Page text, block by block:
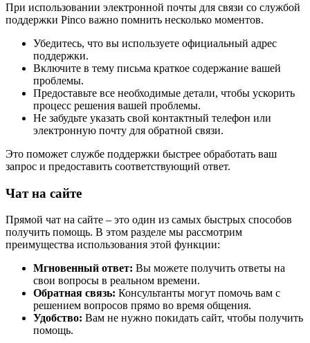
При использовании электронной почты для связи со службой
поддержки Pinco важно помнить несколько моментов.
Убедитесь, что вы используете официальный адрес
поддержки.
Включите в тему письма краткое содержание вашей
проблемы.
Предоставьте все необходимые детали, чтобы ускорить
процесс решения вашей проблемы.
Не забудьте указать свой контактный телефон или
электронную почту для обратной связи.
Это поможет службе поддержки быстрее обработать ваш
запрос и предоставить соответствующий ответ.
Чат на сайте
Прямой чат на сайте – это один из самых быстрых способов
получить помощь. В этом разделе мы рассмотрим
преимущества использования этой функции:
Мгновенный ответ: Вы можете получить ответы на
свои вопросы в реальном времени.
Обратная связь: Консультанты могут помочь вам с
решением вопросов прямо во время общения.
Удобство: Вам не нужно покидать сайт, чтобы получить
помощь.